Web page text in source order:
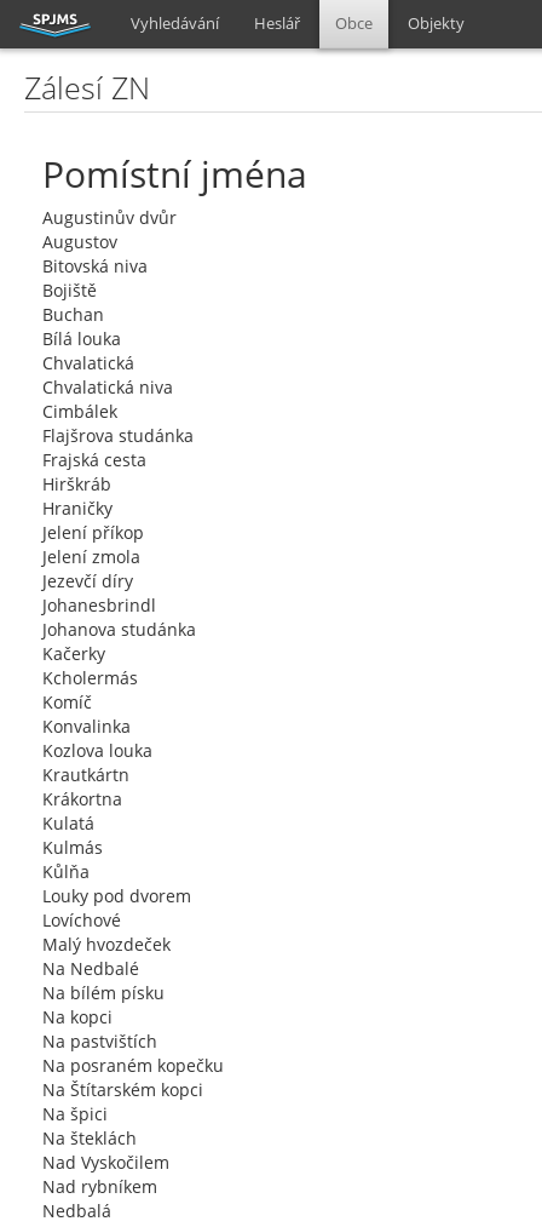
Vyhledávání Heslář Obce Objekty
Zálesí ZN
Pomístní jména
Augustinův dvůr
Augustov
Bitovská niva
Bojiště
Buchan
Bílá louka
Chvalatická
Chvalatická niva
Cimbálek
Flajšrova studánka
Frajská cesta
Hirškráb
Hraničky
Jelení příkop
Jelení zmola
Jezevčí díry
Johanesbrindl
Johanova studánka
Kačerky
Kcholermás
Komíč
Konvalinka
Kozlova louka
Krautkártn
Krákortna
Kulatá
Kulmás
Kůlňa
Louky pod dvorem
Lovíchové
Malý hvozdeček
Na Nedbalé
Na bílém písku
Na kopci
Na pastvištích
Na posraném kopečku
Na Štítarském kopci
Na špici
Na šteklách
Nad Vyskočilem
Nad rybníkem
Nedbalá